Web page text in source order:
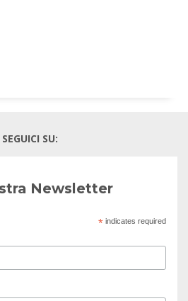
SEGUICI SU:
Newsletter
*indicates required